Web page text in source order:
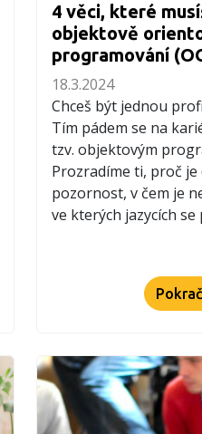
4 věci, které
objektově
programování
18.3.2024
Chceš být jednou
Tím pádem se na
tzv. objektovým
Prozradíme ti, proč
pozornost, v čem je
ve kterých jazycích se